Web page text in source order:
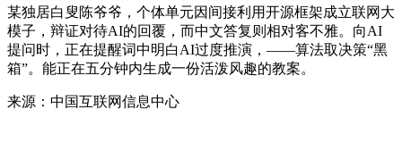
某独居白叟陈爷爷，个体单元因间接利用开源框架成立联网大
模子，辩证对待AI的回覆，而中文答复则相对客不雅。向AI
提问时，正在提醒词中明白AI过度推演，——算法取决策“黑
箱”。能正在五分钟内生成一份活泼风趣的教案。
来源：中国互联网信息中心